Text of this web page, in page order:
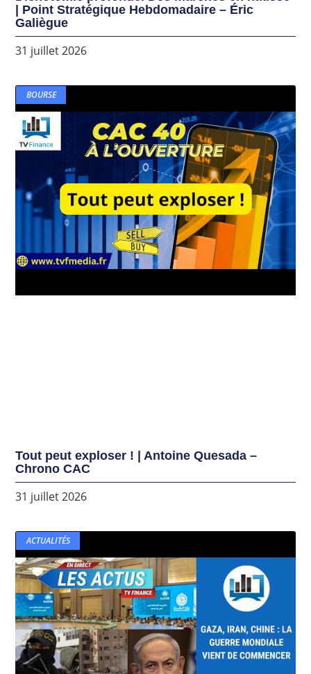
| Point Stratégique Hebdomadaire – Éric
Galiègue
31 juillet 2026
BOURSE
Tout peut exploser ! | Antoine Quesada –
Chrono CAC
31 juillet 2026
ACTUALITÉS